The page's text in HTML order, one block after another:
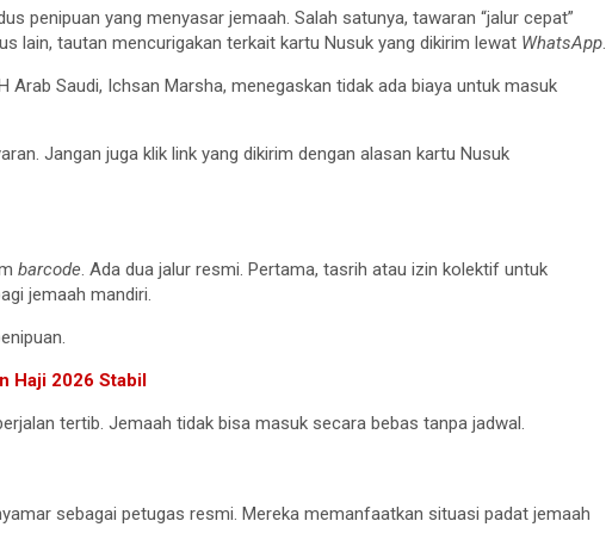
penipuan yang menyasar jemaah. Salah satunya, tawaran “jalur cepat”
lain, tautan mencurigakan terkait kartu Nusuk yang dikirim lewat WhatsApp.
Arab Saudi, Ichsan Marsha, menegaskan tidak ada biaya untuk masuk
Jangan juga klik link yang dikirim dengan alasan kartu Nusuk
barcode. Ada dua jalur resmi. Pertama, tasrih atau izin kolektif untuk
jemaah mandiri.
Haji 2026 Stabil
tertib. Jemaah tidak bisa masuk secara bebas tanpa jadwal.
sebagai petugas resmi. Mereka memanfaatkan situasi padat jemaah